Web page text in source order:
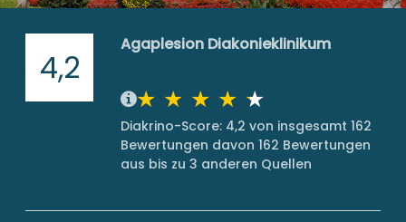
4,2
Agaplesion Diakonieklinikum
Diakrino-Score: 4,2 von insgesamt 162
Bewertungen davon 162 Bewertungen
aus bis zu 3 anderen Quellen